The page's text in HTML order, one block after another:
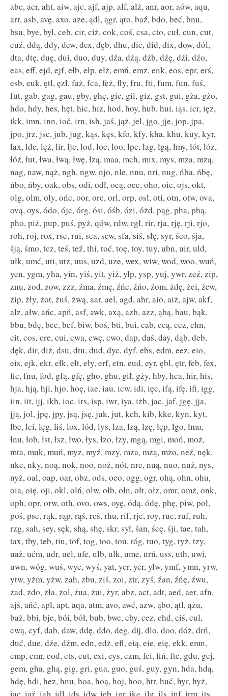
abc, acr, aht, aiw, ajc, ajf, ajp, alf, ałż, anr, aor, aów, aqu,
arr, asb, avę, axo, aze, ądl, ągr, ąto, baź, bdo, beć, bnu,
bsu, bye, byl, ceb, cir, ciż, cok, coś, csa, cto, cuł, cun, cut,
cuź, ddą, ddy, dew, dex, dęb, dhu, dic, did, dix, dow, dól,
dta, dtę, duę, dui, duo, duy, dźa, dźą, dźb, dźę, dźi, dźo,
eas, eff, ejd, ejf, ełb, ełp, ełż, emń, emz, enk, eos, epr, erś,
esb, euk, ętl, ęzł, faż, fca, feż, fly, fru, fti, fum, fun, fuś,
fut, gab, gag, gau, gby, ghę, gic, gil, giz, gst, gui, gża, gżo,
hdo, hdy, hes, hęt, hic, hiz, hod, hoy, hub, hui, iąs, icr, ięz,
ikk, imn, inn, ioć, irn, ish, jaś, jąż, jel, jgo, jje, jop, jpa,
jpo, jrz, jsc, jub, jug, kąs, kęs, kfo, kfy, kha, khu, kuy, kyr,
lax, lde, lęż, lir, lje, lod, loe, loo, lpe, łag, łgą, łmy, łót, łóz,
łóź, łut, łwa, łwą, łwę, łzą, maa, mch, mix, mys, mza, mzą,
nag, naw, nąż, ngh, ngw, njo, nle, nnu, nri, nug, ńba, ńbę,
ńbo, ńby, oak, obs, odi, odł, oeą, oee, oho, oie, ojs, okt,
olg, olm, oly, ońc, oor, orc, orl, orp, osł, oti, otn, otw, ova,
ovą, oys, ódo, ójc, órg, ósi, óśb, ózi, óżd, pąg, pha, phą,
pho, piż, pup, puś, pyż, qów, rdw, rgł, rir, rja, rję, rji, rjo,
roh, roj, rox, rse, rui, sea, sew, sfa, siś, słę, syr, śco, śja,
śją, śmo, tcz, teś, teź, thi, toć, toę, toy, tuy, ubn, uir, uld,
ułk, umć, uti, utz, uus, uzd, uze, wex, wiw, wod, woo, wuń,
yen, ygm, yha, yin, yiś, yit, yiż, ylp, ysp, yuj, ywr, zeź, zip,
znu, zod, zow, zzz, źma, źmę, źńe, źńo, źom, żdę, żei, żew,
żip, żły, żot, żuś, żwą, aar, ael, agd, ahr, aio, aiż, ajw, akf,
alz, ałw, ańc, apń, asf, awk, axą, azb, azz, ąbą, bau, bąk,
bbu, bdę, bec, bef, biw, boś, bti, bui, cab, ccą, ccz, chn,
cit, cos, cre, cui, cwa, cwę, cwo, dap, daś, day, dąb, deb,
dęk, dir, diż, dsu, dtu, dud, dyc, dyf, ebs, edm, eez, eio,
eis, ejk, ekr, ełk, ełt, eły, erf, etn, eud, eyr, ębl, ętr, feb, fex,
fic, fnu, fod, gfą, gfę, gho, ghu, gił, gży, hby, hca, hir, his,
hja, hją, hji, hjo, hoę, iae, iau, icw, idi, ięc, ifą, ifę, ifi, igg,
iin, iit, ijj, ikh, ioc, irs, isp, iwr, iya, iżb, jac, jaf, jgę, jja,
jją, jol, jpę, jpy, jsą, jsę, juk, jut, kch, kib, kke, kyn, kyt,
lbe, lci, lęg, liś, lox, lód, lys, lza, lzą, lzę, łęp, łgo, łmu,
łnu, łob, łst, łsz, łwo, łys, łzo, łzy, mgą, mgi, moń, moż,
mta, muk, muń, myz, myź, mzy, mża, mżą, mżo, neź, nęk,
nke, nky, noą, nok, noo, noż, nót, nre, nuą, nuo, nuż, nys,
nyż, oal, oap, oar, obz, ods, oeo, ogg, ogr, ohą, ohn, ohu,
oia, oię, oji, okl, olń, olw, ołb, ołn, ołt, ołz, omr, omż, onk,
oph, opr, orw, oth, ovo, ows, oyę, ódą, ódę, phę, piw, poł,
poś, pse, rąk, rąp, rąś, reś, rhu, rif, rje, roy, ruc, ruf, ruh,
rzg, sah, sey, sęk, shą, shę, skr, sył, śan, ścę, śji, tae, tah,
tax, tby, teb, tiu, tof, tog, too, tou, tóg, tuo, tyg, tyż, tzy,
uaż, ućm, udr, uel, ufe, ulb, ulk, ume, urń, uss, uth, uwi,
uwn, wóg, wuś, wyc, wyś, yat, ycr, yer, ylw, ymf, ymn, yrw,
ytw, yżm, yżw, zah, zbu, ziś, zoi, ztr, zyś, źan, źńę, źwu,
żad, żdo, żła, żol, żua, żui, żyr, abz, act, adt, aed, aer, afn,
ajś, ańć, apł, apt, aqa, atm, avo, awć, azw, ąbo, ątl, ążu,
baż, bbi, bje, bói, bół, bub, bwe, cby, cez, chd, ciś, cul,
cwą, cyf, dab, daw, ddę, ddo, deg, dij, dlo, doo, dóż, drń,
duć, due, dźe, dźm, edn, edż, efl, eią, eie, eię, ekk, emn,
emp, emr, eod, ets, eut, exi, eys, ezm, fei, fiń, fte, gdu, gej,
gem, gha, ghą, gig, gri, gua, guo, guś, guy, gyn, hda, hdą,
hdę, hdi, hez, hnu, hoa, hoą, hoj, hoo, htr, huć, hyr, hyż,